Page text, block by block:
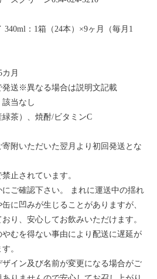
340ml：1箱（24本）×9ヶ月（毎月1
月
発送※異なる場合は説明文記載
該当なし
緑茶）、焼酎/ビタミンC
附いただいた翌月より初回発送とな
止されています。
ご確認下さい。 まれに運送中の揺れ
に凹みが生じることがありますが、
り、安心してお飲みいただけます。
むを得ない事由により配送に遅延が
。
イン及び名前が変更になる場合がご